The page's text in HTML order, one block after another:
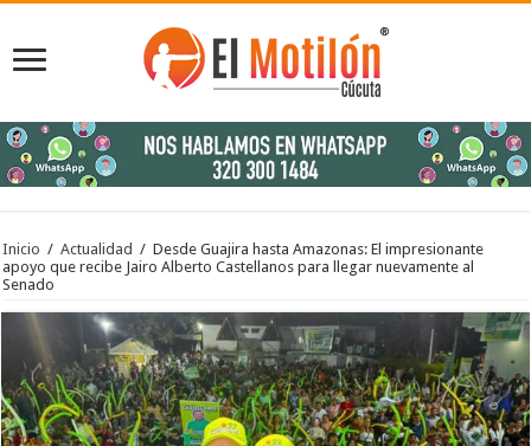
Inicio / Actualidad / Desde Guajira hasta Amazonas: El impresionante
apoyo que recibe Jairo Alberto Castellanos para llegar nuevamente al
Senado